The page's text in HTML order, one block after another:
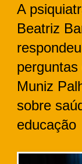
A
Beatriz
Muniz
sobre
educação